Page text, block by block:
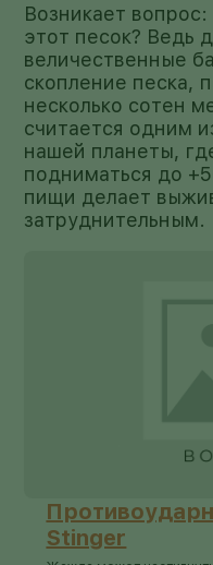
Возникает
этот песок? Ведь
величественные
скопление песка,
несколько сотен
считается одним
нашей планеты,
подниматься до
пищи делает
затруднительным.
Stinger